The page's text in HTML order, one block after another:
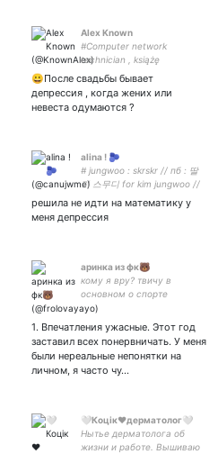
Alex Known
#Computer network
technician , książę
#esoterics #mutual
#following #взаимная
#подписка #hi #tech
#marketing #Startup #Humor
😀После свадьбы бывает
депрессия , когда жених или
невеста одумаются ?
alina ! 🫐
# jungwoo : skrskr // пб : 딸
기 스무디 for kim jungwoo //
решила не идти на математику у
меня депрессия
аринка из фк🐻
кому я вру? твичу в
основном о спорте
(фигурскейтеры ворлд
1. Впечатления ужасные. Этот год
заставил всех понервничать. У меня
были нереальные непонятки на
личном, я часто чу…
🤍Коцiк❤️дерматолог🤍
Нытье дерматолога об
жизни и работе. Вышиваю